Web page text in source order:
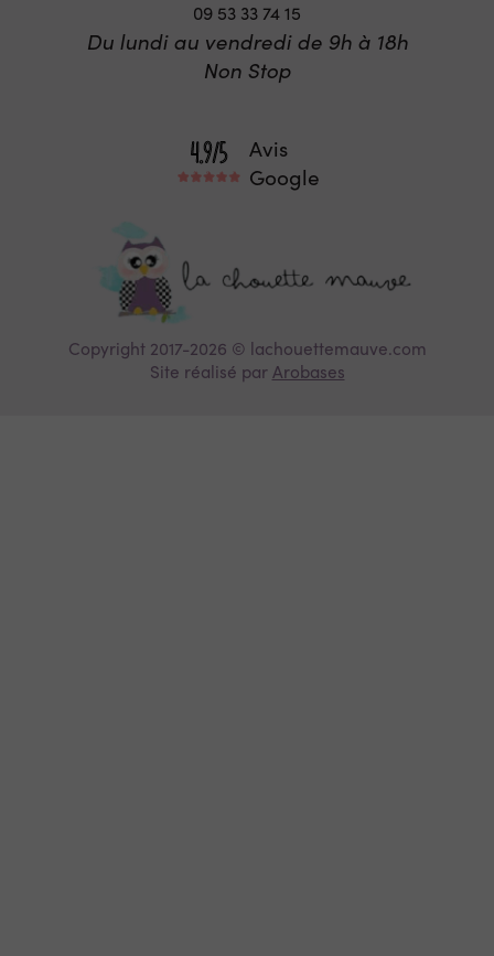
09 53 33 74 15
Du lundi au vendredi de 9h à 18h
Non Stop
Avis
Google
Copyright 2017-2026 © lachouettemauve.com
Site réalisé par Arobases